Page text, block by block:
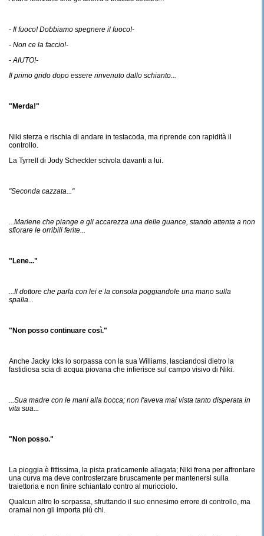
- Il fuoco! Dobbiamo spegnere il fuoco!-
- Non ce la faccio!-
- AIUTO!-
Il primo grido dopo essere rinvenuto dallo schianto...
"Merda!"
Niki sterza e rischia di andare in testacoda, ma riprende con rapidità il
controllo.
La Tyrrell di Jody Scheckter scivola davanti a lui.
"Seconda cazzata..."
...Marlene che piange e gli accarezza una delle guance, stando attenta a non
sfiorare le orribili ferite...
"Lene..."
...Il dottore che parla con lei e la consola poggiandole una mano sulla
spalla...
"Non posso continuare così."
Anche Jacky Icks lo sorpassa con la sua Williams, lasciandosi dietro la
fastidiosa scia di acqua piovana che infierisce sul campo visivo di Niki.
...Sua madre con le mani alla bocca; non l'aveva mai vista tanto disperata in
vita sua...
"Non posso."
La pioggia è fittissima, la pista praticamente allagata; Niki frena per affrontare
una curva ma deve controsterzare bruscamente per mantenersi sulla
traiettoria e non finire schiantato contro al muricciolo.
Qualcun altro lo sorpassa, sfruttando il suo ennesimo errore di controllo, ma
oramai non gli importa più chi.